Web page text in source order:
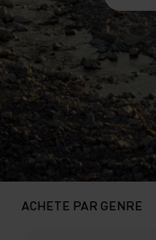
ACHETE PAR GENRE